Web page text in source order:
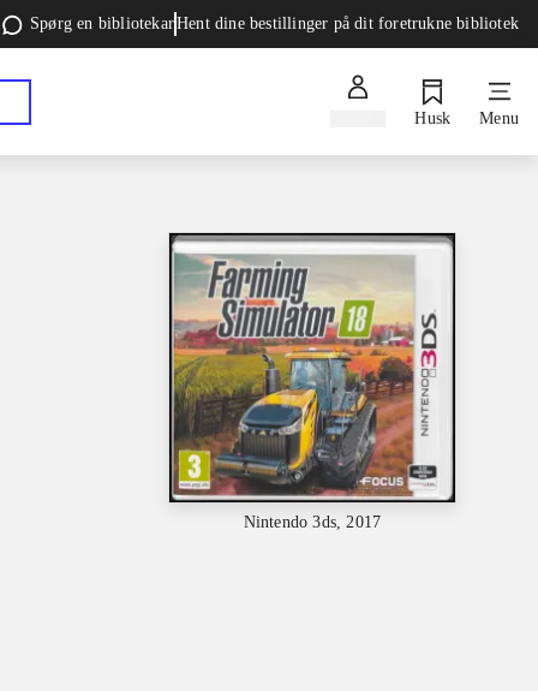
Spørg en bibliotekarHent dine bestillinger på dit foretrukne bibliotek
Husk Menu
Nintendo 3ds, 2017